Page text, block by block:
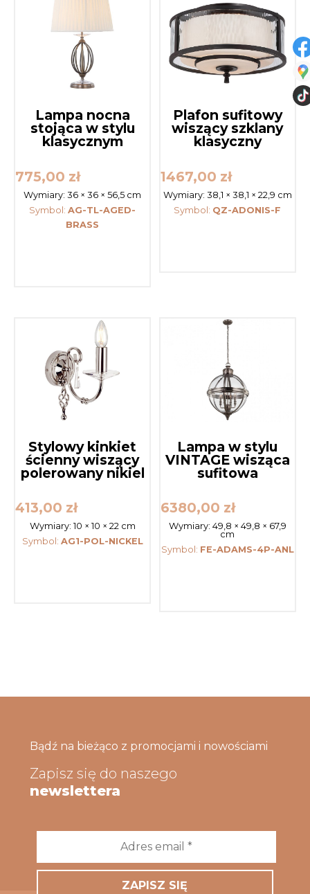
Lampa nocna
stojąca w stylu
klasycznym
775,00 zł
Wymiary:36 × 36 × 56,5 cm
Symbol:AG-TL-AGED-
BRASS
Plafon sufitowy
wiszący szklany
klasyczny
1467,00 zł
Wymiary: 38,1 × 38,1 × 22,9 cm
Symbol: QZ-ADONIS-F
Stylowy kinkiet
ścienny wiszący
polerowany nikiel
413,00 zł
Wymiary: 10 × 10 × 22 cm
Symbol: AG1-POL-NICKEL
Lampa w stylu
VINTAGE wisząca
sufitowa
6380,00 zł
Wymiary: 49,8 × 49,8 × 67,9
cm
Symbol: FE-ADAMS-4P-ANL
Bądź na bieżąco z promocjami i nowościami
Zapisz się do naszego
newslettera
*